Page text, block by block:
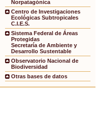
Norpatagónica
Centro de Investigaciones
Ecológicas Subtropicales
C.I.E.S.
Sistema Federal de Áreas
Protegidas
Secretaría de Ambiente y
Desarrollo Sustentable
Observatorio Nacional de
Biodiversidad
Otras bases de datos